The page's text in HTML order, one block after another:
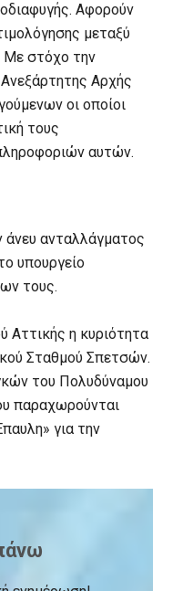
Αφορούν
μεταξύ
Με στόχο την
Αρχής
οι οποίοι
τους
αυτών.
ανταλλάγματος
υπουργείο
τους.
Αττικής η κυριότητα
Σταθμού Σπετσών.
του Πολυδύναμου
παραχωρούνται
για την